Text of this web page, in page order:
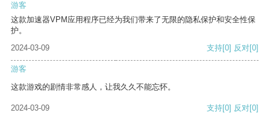
游客
这款加速器VPM应用程序已经为我们带来了无限的隐私保护和安全性保
护。
2024-03-09
支持[0] 反对[0]
游客
这款游戏的剧情非常感人，让我久久不能忘怀。
2024-03-09 支持[0] 反对[0]